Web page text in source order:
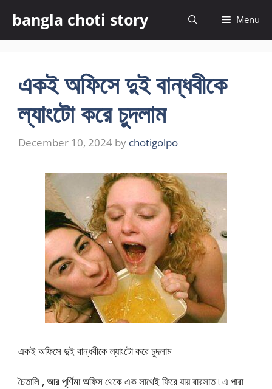
content
bangla choti story Menu
একই অফিসে দুই বান্ধবীকে
ল্যাংটো করে চুদলাম
December 10, 2024 by chotigolpo
একই অফিসে দুই বান্ধবীকে ল্যাংটো করে চুদলাম
চৈতালি , আর পূর্ণিমা অফিস থেকে এক সাথেই ফিরে যায় বারসাত ৷ এ পারা